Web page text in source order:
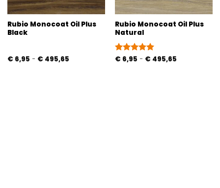
Rubio Monocoat Oil Plus
Black
€ 6,95 - € 495,65Prijsklasse:
Rubio Monocoat Oil Plus
Natural
Gewaardeerd
€ 6,95 - € 495,65Prijsklasse: